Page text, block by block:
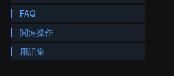
FAQ
関連操作
用語集